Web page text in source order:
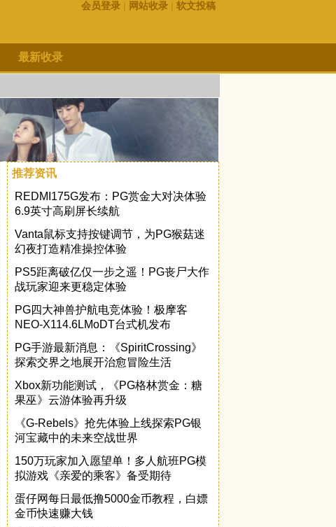
会员登录 | 网站收录 | 软文投稿
最新收录
推荐资讯
REDMI175G发布：PG赏金大对决体验
6.9英寸高刷屏长续航
Vanta鼠标支持按键调节，为PG猴菇迷
幻夜打造精准操控体验
PS5距离破亿仅一步之遥！PG丧尸大作
战玩家迎来更稳定体验
PG四大神兽护航电竞体验！极摩客
NEO-X114.6LMoDT台式机发布
PG手游最新消息：《SpiritCrossing》
探索交界之地展开治愈冒险生活
Xbox新功能测试，《PG格林赏金：糖
果巫》云游体验再升级
《G-Rebels》抢先体验上线探索PG银
河宝藏中的未来空战世界
150万玩家加入愿望单！多人航班PG模
拟游戏《亲爱的乘客》备受期待
蛋仔网每日最低撸5000金币教程，白嫖
金币快速赚大钱